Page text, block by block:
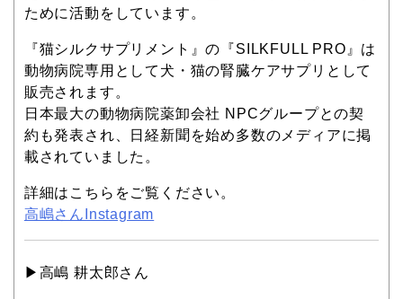
ために活動をしています。
『猫シルクサプリメント』の『SILKFULL PRO』は
動物病院専用として犬・猫の腎臓ケアサプリとして
販売されます。
日本最大の動物病院薬卸会社 NPCグループとの契
約も発表され、日経新聞を始め多数のメディアに掲
載されていました。
詳細はこちらをご覧ください。
高嶋さんInstagram
▶︎高嶋 耕太郎さん